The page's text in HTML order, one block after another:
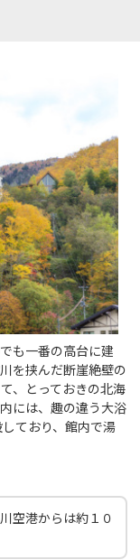
も一番の高台に建
を挟んだ断崖絶壁の
、とっておきの北海
には、趣の違う大浴
ており、館内で湯
空港からは約１０